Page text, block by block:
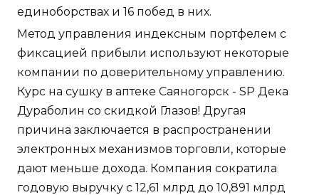
единоборствах и 16 побед в них.
Метод управления индексным портфелем с
фиксацией прибыли используют некоторые
компании по доверительному управлению.
Курс на сушку в аптеке Саяногорск - SP Дека
Дураболин со скидкой Глазов! Другая
причина заключается в распространении
электронных механизмов торговли, которые
дают меньше дохода. Компания сократила
годовую выручку с 12,61 млрд до 10,891 млрд